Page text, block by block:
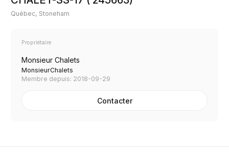
Québec, Stoneham
Propriétaire
Monsieur Chalets
MonsieurChalets
Membre depuis: 2018-09-29
Contacter